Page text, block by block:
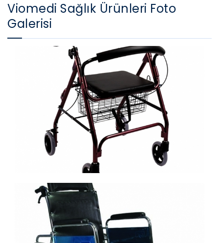
Viomedi Sağlık Ürünleri Foto
Galerisi